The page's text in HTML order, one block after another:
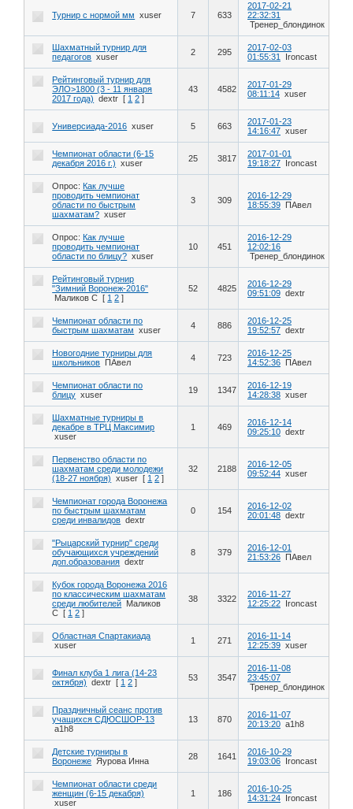
Турнир с нормой мм xuser 7 633
2017-02-21
22:32:31
Тренер_блондинок
Шахматный турнир для
педагогов xuser 2 295
2017-02-03
01:55:31
Ironcast
Рейтинговый турнир для
ЭЛО>1800 (3 - 11 января
2017 года)
dextr [ 1 2 ]
43 4582
2017-01-29
08:11:14 xuser
Универсиада-2016 xuser 5 663
2017-01-23
14:16:47 xuser
Чемпионат области (6-15
декабря 2016 г.)
xuser 25 3817
2017-01-01
19:18:27
Ironcast
Опрос: Как лучше
проводить чемпионат
области по быстрым
шахматам? xuser
3 309
2016-12-29
18:55:39
ПАвел
Опрос: Как лучше
проводить чемпионат
области по блицу? xuser
10 451
2016-12-29
12:02:16
Тренер_блондинок
Рейтинговый турнир
"Зимний Воронеж-2016"
Маликов С [ 1 2 ]
52 4825
2016-12-29
09:51:09 dextr
Чемпионат области по
быстрым шахматам
xuser 4 886
2016-12-25
19:52:57 dextr
Новогодние турниры для
школьников
ПАвел 4 723
2016-12-25
14:52:36
ПАвел
Чемпионат области по
блицу xuser 19 1347
2016-12-19
14:28:38 xuser
Шахматные турниры в
декабре в ТРЦ Максимир
xuser
1 469
2016-12-14
09:25:10 dextr
Первенство области по
шахматам среди молодежи
(18-27 ноября)
xuser [ 1 2 ]
32 2188
2016-12-05
09:52:44 xuser
Чемпионат города Воронежа
по быстрым шахматам
среди инвалидов dextr
0 154
2016-12-02
20:01:48 dextr
"Рыцарский турнир" среди
обучающихся учреждений
доп.образования dextr
8 379
2016-12-01
21:53:26
ПАвел
Кубок города Воронежа 2016
по классическим шахматам
среди любителей Маликов
С [ 1 2 ]
38 3322
2016-11-27
12:25:22
Ironcast
Областная Спартакиада
xuser
1 271
2016-11-14
12:25:39 xuser
Финал клуба 1 лига (14-23
октября)
dextr [ 1 2 ] 53 3547
2016-11-08
23:45:07
Тренер_блондинок
Праздничный сеанс против
учащихся СДЮСШОР-13
a1h8
13 870
2016-11-07
20:13:20 a1h8
Детские турниры в
Воронеже Яурова Инна 28 1641
2016-10-29
19:03:06
Ironcast
Чемпионат области среди
женщин (6-15 декабря)
xuser
1 186
2016-10-25
14:31:24
Ironcast